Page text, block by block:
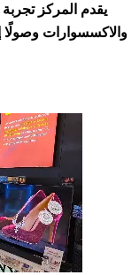
يقدم المركز
والاكسسوارات وصولًا